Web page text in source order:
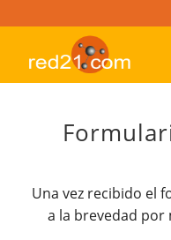
Una vez recibido el
a la brevedad por